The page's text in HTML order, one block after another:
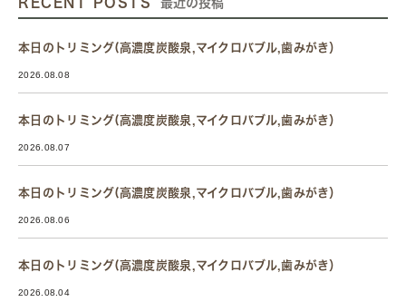
最近の投稿
本日のトリミング(高濃度炭酸泉,マイクロバブル,歯みがき）
2026.08.08
本日のトリミング(高濃度炭酸泉,マイクロバブル,歯みがき）
2026.08.07
本日のトリミング(高濃度炭酸泉,マイクロバブル,歯みがき）
2026.08.06
本日のトリミング(高濃度炭酸泉,マイクロバブル,歯みがき）
2026.08.04